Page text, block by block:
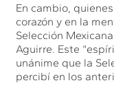
En cambio,
corazón y en la
Selección
Aguirre. Este
unánime que la
percibí en los